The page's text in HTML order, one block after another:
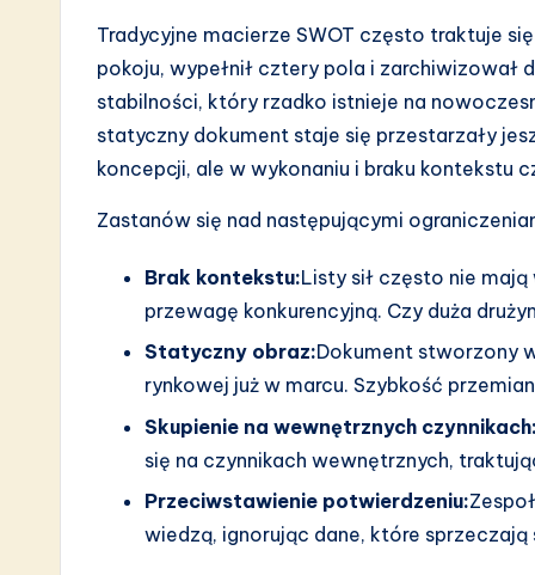
Tradycyjne macierze SWOT często traktuje
pokoju, wypełnił cztery pola i zarchiwizował
stabilności, który rzadko istnieje na
statyczny dokument staje się przestarzały
koncepcji, ale w wykonaniu i braku kontekstu
Zastanów się nad następującymi
Brak kontekstu:Listy sił często nie
przewagę konkurencyjną. Czy duża
Statyczny obraz:Dokument stworzony
rynkowej już w marcu. Szybkość
Skupienie na wewnętrznych czynnikach:
się na czynnikach wewnętrznych,
Przeciwstawienie potwierdzeniu:
wiedzą, ignorując dane, które sprzeczają